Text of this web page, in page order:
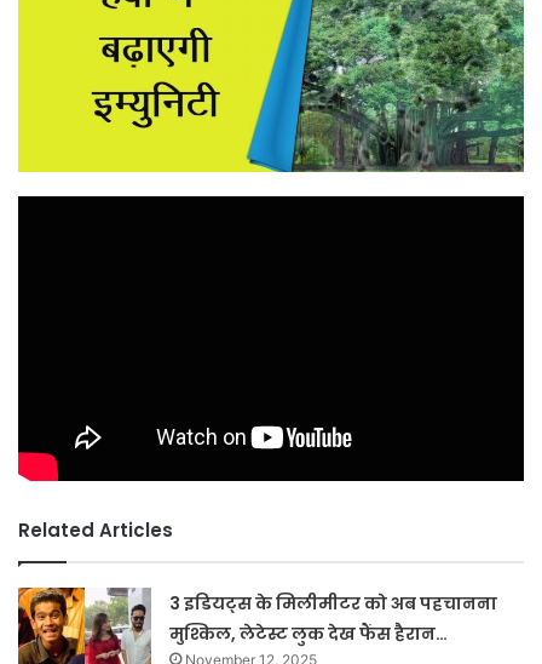
Related Articles
3 इडियट्स के मिलीमीटर को अब पहचानना
मुश्किल, लेटेस्ट लुक देख फैंस हैरान…
November 12, 2025